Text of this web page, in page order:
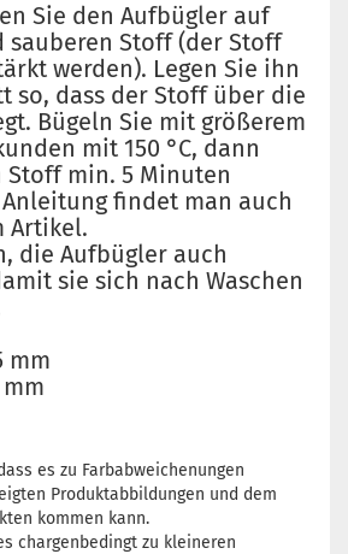
Sie den Aufbügler auf
sauberen Stoff (der Stoff
werden). Legen Sie ihn
so, dass der Stoff über die
Bügeln Sie mit größerem
mit 150 °C, dann
Stoff min. 5 Minuten
findet man auch
Artikel.
die Aufbügler auch
sie sich nach Waschen
mm
es zu Farbabweichenungen
Produktabbildungen und dem
kommen kann.
chargenbedingt zu kleineren